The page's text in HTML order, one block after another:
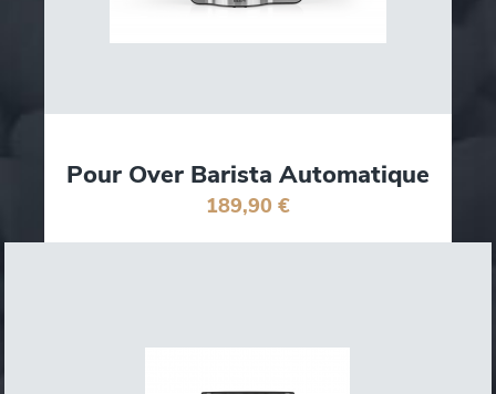
Pour Over Barista Automatique
189,90 €